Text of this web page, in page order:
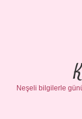
Neşeli bilgilerle